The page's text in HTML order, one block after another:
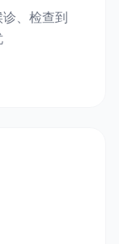
、检查到